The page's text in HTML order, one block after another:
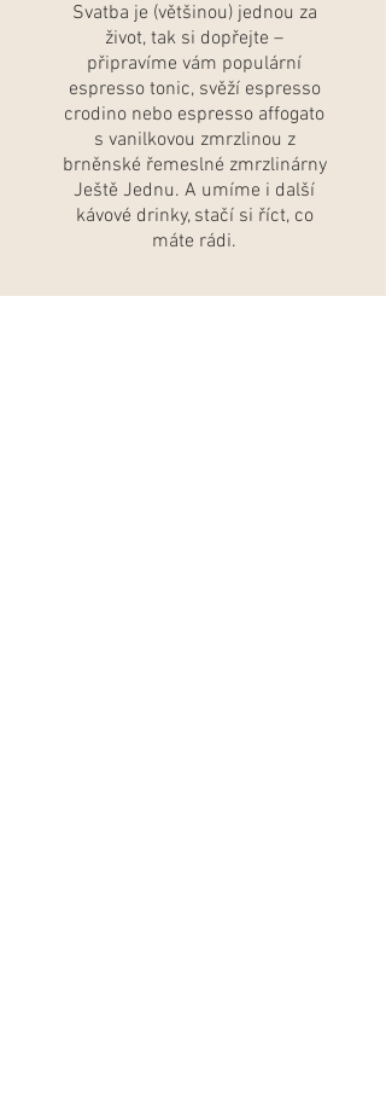
Svatba je (většinou) jednou za
život, tak si dopřejte –
připravíme vám populární
espresso tonic, svěží espresso
crodino nebo espresso affogato
s vanilkovou zmrzlinou z
brněnské řemeslné zmrzlinárny
Ještě Jednu. A umíme i další
kávové drinky, stačí si říct, co
máte rádi.